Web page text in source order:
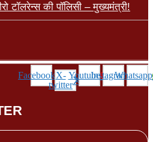
टॉलरेन्स की पॉलिसी – मुख्यमंत्री!
FacebookX-
twitter
YoutubeInstagramWhatsapp